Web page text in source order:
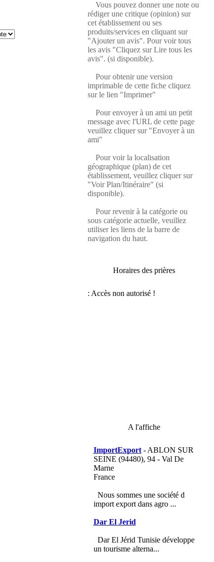
Vous pouvez donner une note ou
rédiger une critique (opinion) sur
cet établissement ou ses
produits/services en cliquant sur
"Ajouter un avis". Pour voir tous
les avis "Cliquez sur Lire tous les
avis". (si disponible).
Pour obtenir une version
imprimable de cette fiche cliquez
sur le lien "Imprimer"
Pour envoyer à un ami un petit
message avec l'URL de cette page
veuillez cliquer sur "Envoyer à un
ami"
Pour voir la localisation
géographique (plan) de cet
établissement, veuillez cliquer sur
"Voir Plan/Itinéraire" (si
disponible).
Pour revenir à la catégorie ou
sous catégorie actuelle, veuillez
utiliser les liens de la barre de
navigation du haut.
Horaires des prières
A l'affiche
ImportExport- ABLON SUR
SEINE (94480), 94 - Val De
Marne
France
Nous sommes une société d
import export dans agro ...
Dar El Jerid
Dar El Jérid Tunisie développe
un tourisme alterna...